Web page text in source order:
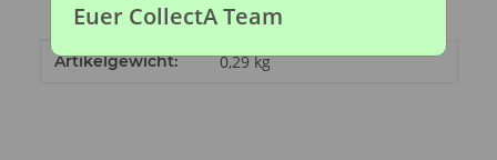
Produkteigenschaft
Wert
Artikelgewicht: 0,29 kg
Euer CollectA Team